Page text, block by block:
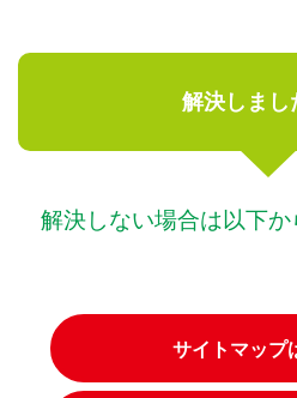
解決しまし
解決しない場合は以下か
サイトマップ